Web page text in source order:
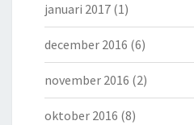
januari 2017 (1)
december 2016 (6)
november 2016 (2)
oktober 2016 (8)